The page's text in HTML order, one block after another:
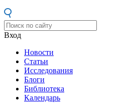
Вход
Новости
Статьи
Исследования
Блоги
Библиотека
Календарь